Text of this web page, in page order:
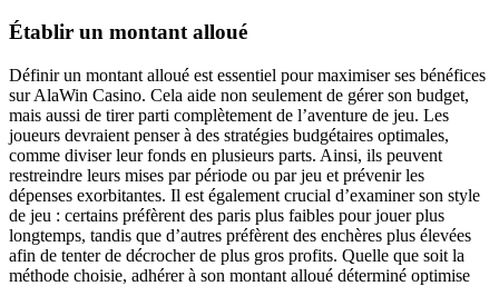
Établir un montant alloué
Définir un montant alloué est essentiel pour maximiser ses bénéfices
sur AlaWin Casino. Cela aide non seulement de gérer son budget,
mais aussi de tirer parti complètement de l’aventure de jeu. Les
joueurs devraient penser à des stratégies budgétaires optimales,
comme diviser leur fonds en plusieurs parts. Ainsi, ils peuvent
restreindre leurs mises par période ou par jeu et prévenir les
dépenses exorbitantes. Il est également crucial d’examiner son style
de jeu : certains préfèrent des paris plus faibles pour jouer plus
longtemps, tandis que d’autres préfèrent des enchères plus élevées
afin de tenter de décrocher de plus gros profits. Quelle que soit la
méthode choisie, adhérer à son montant alloué déterminé optimise